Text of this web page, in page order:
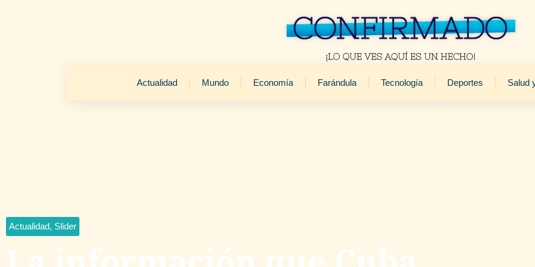
Actualidad Mundo Economía Farándula Tecnología Deportes Salud
Actualidad, Slider